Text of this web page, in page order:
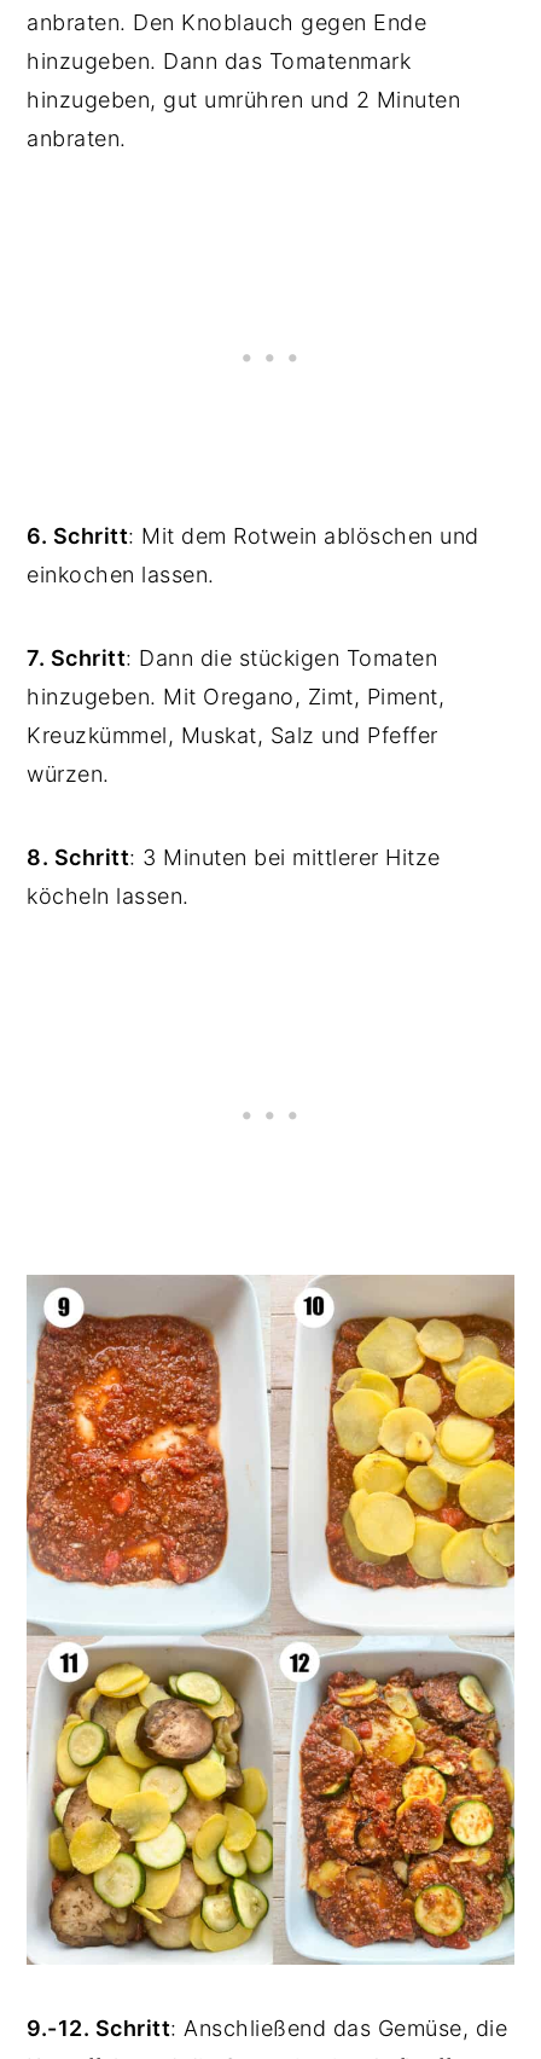
anbraten. Den Knoblauch gegen Ende
hinzugeben. Dann das Tomatenmark
hinzugeben, gut umrühren und 2 Minuten
anbraten.
6. Schritt: Mit dem Rotwein ablöschen und
einkochen lassen.
7. Schritt: Dann die stückigen Tomaten
hinzugeben. Mit Oregano, Zimt, Piment,
Kreuzkümmel, Muskat, Salz und Pfeffer
würzen.
8. Schritt: 3 Minuten bei mittlerer Hitze
köcheln lassen.
9.-12. Schritt: Anschließend das Gemüse, die